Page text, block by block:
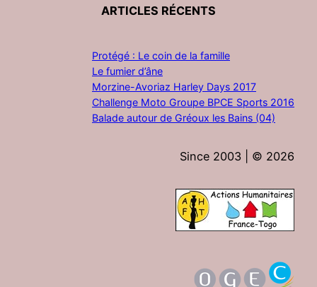
ARTICLES RÉCENTS
Protégé : Le coin de la famille
Le fumier d’âne
Morzine-Avoriaz Harley Days 2017
Challenge Moto Groupe BPCE Sports 2016
Balade autour de Gréoux les Bains (04)
Since 2003 | © 2026